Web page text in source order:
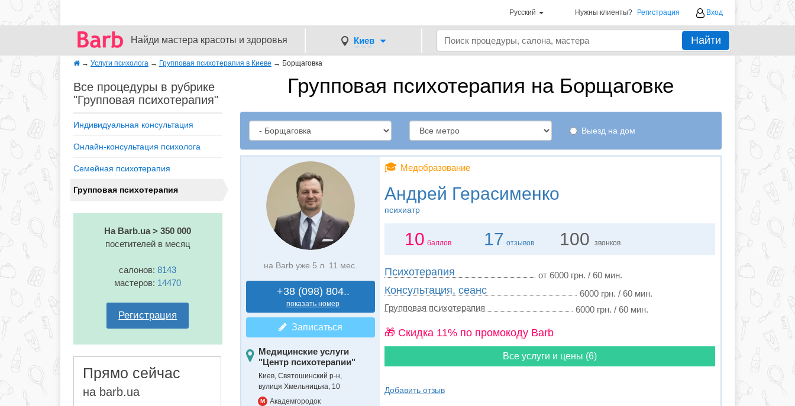
Русский Нужны клиенты? Регистрация Вход
Найди мастера красоты и здоровья Киев Найти
→ Услуги психолога → Групповая психотерапия в Киеве → Борщаговка
Групповая психотерапия на Борщаговке
Выезд на дом
Все процедуры в рубрике
"Групповая психотерапия"
Индивидуальная консультация
Онлайн-консультация психолога
Семейная психотерапия
Групповая психотерапия
На Barb.ua > 350 000
посетителей в месяц
салонов:8143
мастеров: 14470
Регистрация
Прямо сейчас
на barb.ua
на Barb уже 5 л. 11 мес.
+38 (098) 804..
показать номер
Записаться
Медицинские услуги
"Центр психотерапии"
Киев, Святошинский р-н,
вулиця Хмельницька, 10
M Академгородок
🎓 Медобразование
Андрей Герасименко
психиатр
10 баллов 17 отзывов 100 звонков
Психотерапия от 6000 грн. / 60 мин.
Консультация, сеанс
6000 грн. / 60 мин.
Групповая психотерапия
6000 грн. / 60 мин.
🎁 Cкидка 11% по промокоду Barb
Все услуги и цены (6)
Добавить отзыв